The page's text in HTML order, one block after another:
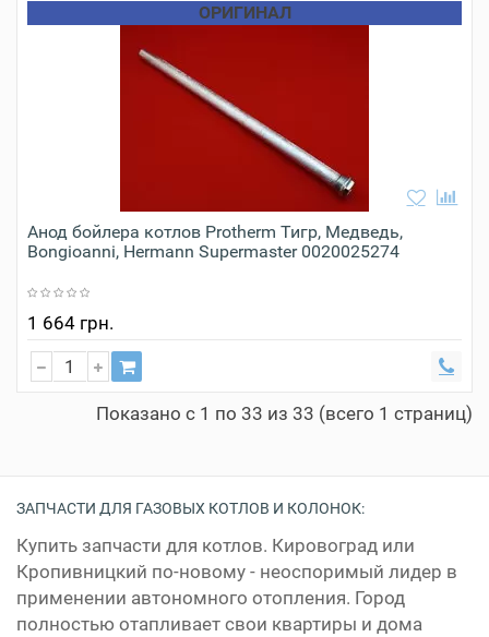
ОРИГИНАЛ
Анод бойлера котлов Protherm Тигр, Медведь,
Bongioanni, Hermann Supermaster 0020025274
1 664 грн.
Показано с 1 по 33 из 33 (всего 1 страниц)
ЗАПЧАСТИ ДЛЯ ГАЗОВЫХ КОТЛОВ И КОЛОНОК:
Купить запчасти для котлов. Кировоград или
Кропивницкий по-новому - неоспоримый лидер в
применении автономного отопления. Город
полностью отапливает свои квартиры и дома